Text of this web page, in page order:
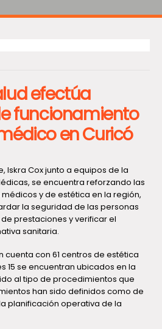
efectúa
funcionamiento
en Curicó
Iskra Cox junto a equipos de la
se encuentra reforzando las
y de estética en la región,
la seguridad de las personas
prestaciones y verificar el
sanitaria.
cuenta con 61 centros de estética
15 se encuentran ubicados en la
al tipo de procedimientos que
han sido definidos como de
planificación operativa de la